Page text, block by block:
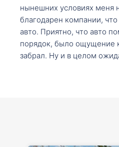
нынешних условиях меня
благодарен компании,
авто. Приятно, что авто
порядок, было ощущение
забрал. Ну и в целом